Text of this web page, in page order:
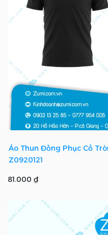
Áo Thun Đồng Phục Cổ
Z0920121
81.000 ₫